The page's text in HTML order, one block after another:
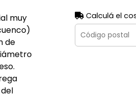
muy
de
Calculá el